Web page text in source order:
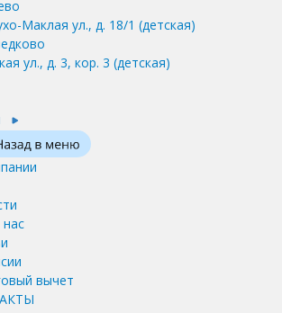
Маклая ул., д. 18/1 (детская)
ул., д. 3, кор. 3 (детская)
вычет